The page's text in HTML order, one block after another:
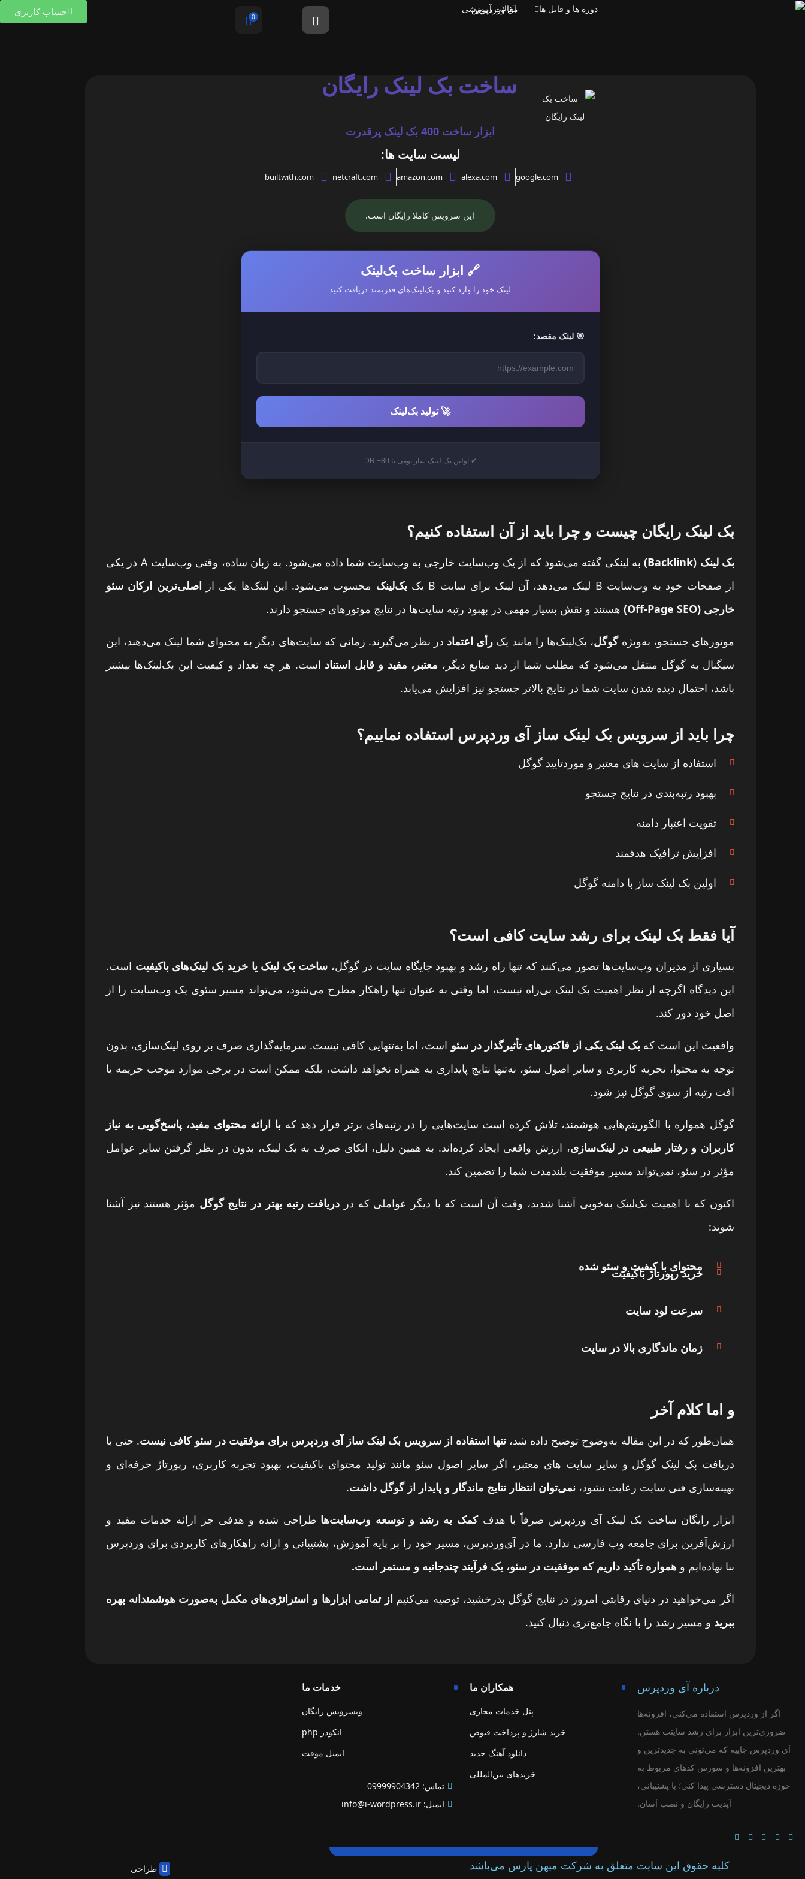
دوره ها و فایل ها مقالات آموزشی
0 حساب کاربری
ساخت بک لینک رایگان
ابزار ساخت 400 بک لینک پرقدرت
لیست سایت ها:
google.com
alexa.com
amazon.com
netcraft.com
builtwith.com
این سرویس کاملا رایگان است.
🔗 ابزار ساخت بک‌لینک
لینک خود را وارد کنید و بک‌لینک‌های قدرتمند دریافت کنید
🎯 لینک مقصد:
🚀 تولید بک‌لینک
✔ اولین بک لینک ساز بومی با DR +80
بک لینک رایگان چیست و چرا باید از آن استفاده کنیم؟
بک لینک (Backlink)
به لینکی گفته می‌شود که از یک وب‌سایت خارجی به وب‌سایت شما داده می‌شود. به زبان ساده، وقتی وب‌سایت A در یکی
از صفحات خود به وب‌سایت B لینک می‌دهد، آن لینک برای سایت B یک
بک‌لینک محسوب می‌شود. این لینک‌ها یکی از اصلی‌ترین ارکان سئو
خارجی (Off-Page SEO)
هستند و نقش بسیار مهمی در بهبود رتبه سایت‌ها در نتایج موتورهای جستجو دارند.
موتورهای جستجو، به‌ویژهگوگل، بک‌لینک‌ها را مانند یک رأی اعتماد در نظر می‌گیرند. زمانی که سایت‌های دیگر به محتوای شما لینک می‌دهند، این
سیگنال به گوگل منتقل می‌شود که مطلب شما از دید منابع دیگر، معتبر، مفید و قابل استناد است. هر چه تعداد و کیفیت این بک‌لینک‌ها بیشتر
باشد، احتمال دیده شدن سایت شما در نتایج بالاتر جستجو نیز افزایش می‌یابد.
چرا باید از سرویس بک لینک ساز آی وردپرس استفاده نماییم؟
استفاده از سایت های معتبر و موردتایید گوگل
بهبود رتبه‌بندی در نتایج جستجو
تقویت اعتبار دامنه
افزایش ترافیک هدفمند
اولین بک لینک ساز با دامنه گوگل
آیا فقط بک لینک برای رشد سایت کافی است؟
بسیاری از مدیران وب‌سایت‌ها تصور می‌کنند که تنها راه رشد و بهبود جایگاه سایت در گوگل، ساخت بک لینک یا خرید بک لینک‌های باکیفیت است.
این دیدگاه اگرچه از نظر اهمیت بک لینک بی‌راه نیست، اما وقتی به عنوان تنها راهکار مطرح می‌شود، می‌تواند مسیر سئوی یک وب‌سایت را از
اصل خود دور کند.
واقعیت این است کهبک لینک یکی از فاکتورهای تأثیرگذار در سئو است، اما به‌تنهایی کافی نیست. سرمایه‌گذاری صرف بر روی لینک‌سازی، بدون
توجه به محتوا، تجربه کاربری و سایر اصول سئو، نه‌تنها نتایج پایداری به همراه نخواهد داشت، بلکه ممکن است در برخی موارد موجب جریمه یا
افت رتبه از سوی گوگل نیز شود.
گوگل همواره با الگوریتم‌هایی هوشمند، تلاش کرده است سایت‌هایی را در رتبه‌های برتر قرار دهد که با ارائه محتوای مفید، پاسخ‌گویی به نیاز
کاربران و رفتار طبیعی در لینک‌سازی، ارزش واقعی ایجاد کرده‌اند. به همین دلیل، اتکای صرف به بک لینک، بدون در نظر گرفتن سایر عوامل
مؤثر در سئو، نمی‌تواند مسیر موفقیت بلندمدت شما را تضمین کند.
اکنون که با اهمیت بک‌لینک به‌خوبی آشنا شدید، وقت آن است که با دیگر عواملی که در دریافت رتبه بهتر در نتایج گوگل مؤثر هستند نیز آشنا
شوید:
محتوای با کیفیت و سئو شده
خرید رپورتاژ باکیفیت
سرعت لود سایت
زمان ماندگاری بالا در سایت
و اما کلام آخر
همان‌طور که در این مقاله به‌وضوح توضیح داده شد،تنها استفاده از سرویس بک لینک سازآی وردپرس برای موفقیت در سئو کافی نیست. حتی با
دریافت بک لینک‌ گوگل و سایر سایت های معتبر، اگر سایر اصول سئو مانند تولید محتوای باکیفیت، بهبود تجربه کاربری، رپورتاژ حرفه‌ای و
بهینه‌سازی فنی سایت رعایت نشود، نمی‌توان انتظار نتایج ماندگار و پایدار از گوگل داشت.
ابزار رایگان ساخت بک لینکآی وردپرس صرفاً با هدفکمک به رشد و توسعه وب‌سایت‌ها طراحی شده و هدفی جز ارائه خدمات مفید و
ارزش‌آفرین برای جامعه وب فارسی ندارد. ما درآی‌وردپرس، مسیر خود را بر پایه آموزش، پشتیبانی و ارائه راهکارهای کاربردی برای وردپرس
بنا نهاده‌ایم و همواره تأکید داریم که موفقیت در سئو، یک فرآیند چندجانبه و مستمر است.
اگر می‌خواهید در دنیای رقابتی امروز در نتایج گوگل بدرخشید، توصیه می‌کنیم از تمامی ابزارها و استراتژی‌های مکمل به‌صورت هوشمندانه بهره
ببرید و مسیر رشد را با نگاه جامع‌تری دنبال کنید.
درباره آی وردپرس
اگر از وردپرس استفاده می‌کنی، افزونه‌ها
ضروری‌ترین ابزار برای رشد سایتت هستن.
آی وردپرس جاییه که می‌تونی به جدیدترین و
بهترین افزونه‌ها و سورس‌ کدهای مربوط به
حوزه دیجیتال دسترسی پیدا کنی؛ با پشتیبانی،
آپدیت رایگان و نصب آسان.
همکاران ما
پنل خدمات مجازی
خرید شارژ و پرداخت قبوض
دانلود آهنگ جدید
خریدهای بین‌المللی
خدمات ما
وبسرویس رایگان
انکودر php
ایمیل موقت
تماس: 09999904342
ایمیل: info@i-wordpress.ir
کلیه حقوق این سایت متعلق به شرکت میهن پارس می‌باشد طراحی و توسعه: تیم میهن پارس